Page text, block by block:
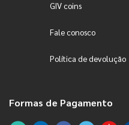
GIV coins
Fale conosco
Política de devolução
Formas de Pagamento